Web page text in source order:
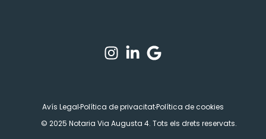
© 2025 Notaria Via Augusta 4. Tots els drets reservats.
Avís LegalPolítica de privacitatPolítica de cookies